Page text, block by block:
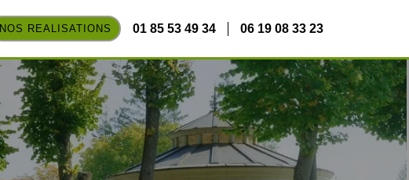
NOS REALISATIONS 01 85 53 49 34 06 19 08 33 23